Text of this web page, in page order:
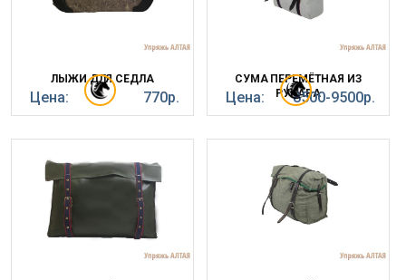
ЛЫЖИ ДЛЯ СЕДЛА
Цена: 770р.
СУМА ПЕРЕМЁТНАЯ ИЗ
РУКАВА
Цена: 8500-9500р.